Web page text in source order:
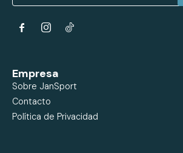
 
Empresa
Sobre JanSport
Contacto
Política de Privacidad